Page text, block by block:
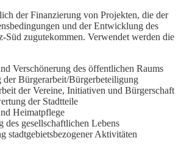
der Finanzierung von Projekten, die der
und der Entwicklung des
Süd zugutekommen. Verwendet werden die
Verschönerung des öffentlichen Raums
Bürgerarbeit/Bürgerbeteiligung
der Vereine, Initiativen und Bürgerschaft
der Stadtteile
Heimatpflege
des gesellschaftlichen Lebens
stadtgebietsbezogener Aktivitäten